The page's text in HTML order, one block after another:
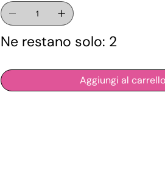
Ne restano solo: 2
Aggiungi al carrello